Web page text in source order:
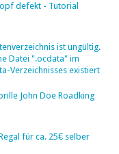
defekt - Tutorial
ist ungültig.
Datei ".ocdata" im
Verzeichnisses existiert
John Doe Roadking
für ca. 25€ selber